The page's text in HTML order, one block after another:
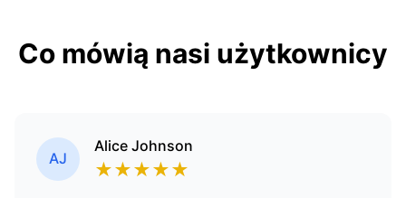
Co mówią nasi użytkownicy
AJ
Alice Johnson
★★★★★